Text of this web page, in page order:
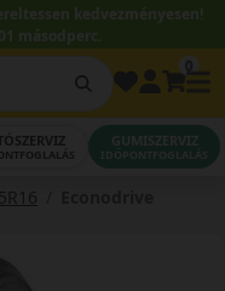
kedvezményesen!
másodperc.
GUMISZERVIZ
IDŐPONTFOGLALÁS